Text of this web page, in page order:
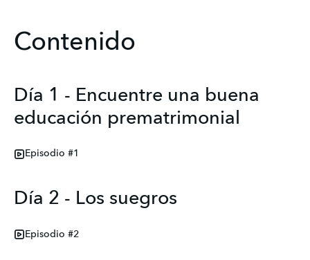
Contenido
Día 1 - Encuentre una buena
educación prematrimonial
Episodio #1
Día 2 - Los suegros
Episodio #2